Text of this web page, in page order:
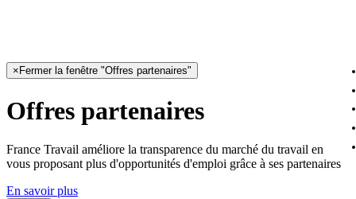
× Fermer la fenêtre "Offres partenaires"
Offres partenaires
France Travail améliore la transparence du marché du travail en
vous proposant plus d'opportunités d'emploi grâce à ses partenaires
En savoir plus